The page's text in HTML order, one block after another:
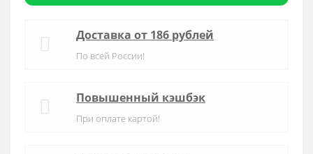
Доставка от 186 рублей
По всей России!
Повышенный кэшбэк
При оплате картой!